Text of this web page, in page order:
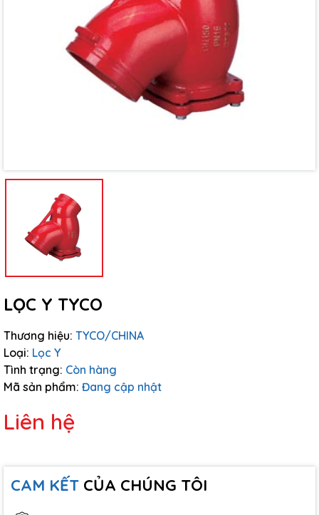
LỌC Y TYCO
Thương hiệu: TYCO/CHINA
Loại: Lọc Y
Tình trạng: Còn hàng
Mã sản phẩm: Đang cập nhật
Liên hệ
CAM KẾT CỦA CHÚNG TÔI
Mã giảm giá: